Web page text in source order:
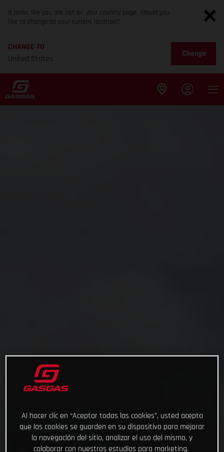
It looks like you are not on your country page. Would you
like to change to your current location?
CHANGE TO
United States
Change
Al hacer clic en “Aceptar todas las cookies”, usted acepta
que las cookies se guarden en su dispositivo para mejorar
la navegación del sitio, analizar el uso del mismo, y
colaborar con nuestros estudios para marketing.